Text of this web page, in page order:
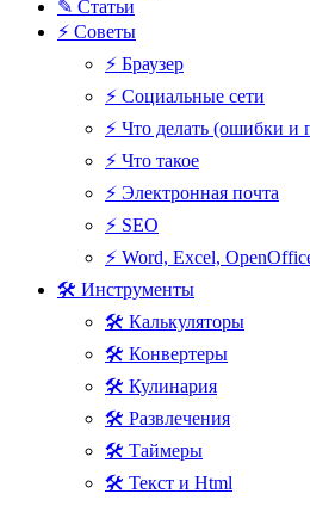
✎ Статьи
⚡ Советы
⚡ Браузер
⚡ Социальные сети
⚡ Что делать (ошибки и
⚡ Что такое
⚡ Электронная почта
⚡ SEO
⚡ Word, Excel,
🛠 Инструменты
🛠 Калькуляторы
🛠 Конвертеры
🛠 Кулинария
🛠 Развлечения
🛠 Таймеры
🛠 Текст и Html